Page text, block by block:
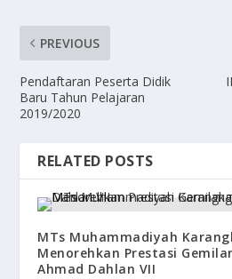
PREVIOUS
Pendaftaran Peserta Didik
Baru Tahun Pelajaran
2019/2020
RELATED POSTS
MTs Muhammadiyah
Menorehkan Prestasi
Ahmad Dahlan VII